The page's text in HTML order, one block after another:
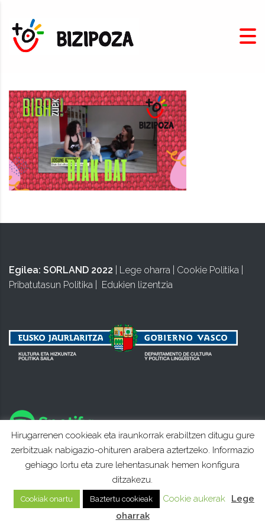
Egilea: SORLAND 2022 Lege oharra Cookie Politika
Pribatutasun Politika
Edukien lizentzia
Hirugarrenen cookieak eta iraunkorrak erabiltzen ditugu gure
zerbitzuak nabigazio-ohituren arabera aztertzeko. Informazio
gehiago lortu eta zure lehentasunak hemen konfigura
ditzakezu.
Cookiak onartu Baztertu cookieak Cookie aukerak
Lege
oharrak